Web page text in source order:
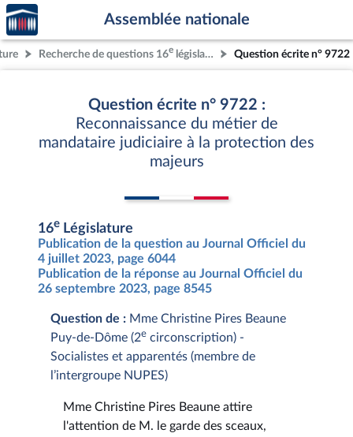
Aller au contenu
Aller en bas de la page
Accèder
à la
page
d'accueil
Assemblée nationale
Recherche de questions 16e législature Question écrite n° 9722
Question écrite n° 9722 :
Reconnaissance du métier de
mandataire judiciaire à la protection des
majeurs
16e Législature
Publication de la question au Journal Officiel du
4 juillet 2023, page 6044
Publication de la réponse au Journal Officiel du
26 septembre 2023, page 8545
Question de : Mme Christine Pires Beaune
Puy-de-Dôme (2e circonscription) -
Socialistes et apparentés (membre de
l’intergroupe NUPES)
Mme Christine Pires Beaune attire
l'attention de M. le garde des sceaux,